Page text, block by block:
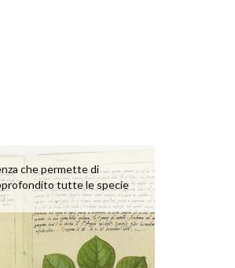
che permette di
tutte le specie